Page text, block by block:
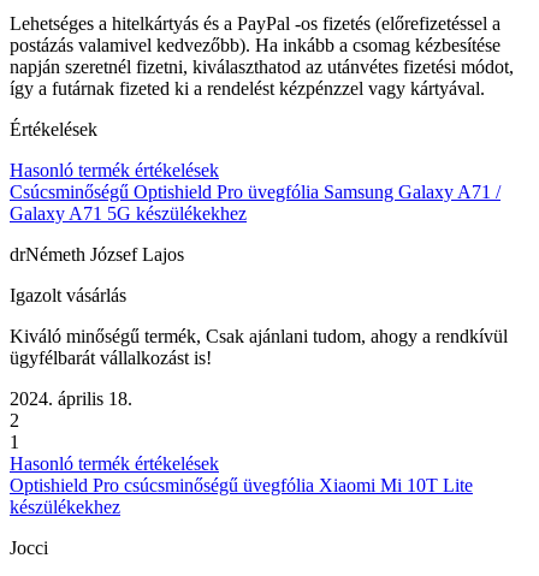
Lehetséges a hitelkártyás és a PayPal -os fizetés (előrefizetéssel a
postázás valamivel kedvezőbb). Ha inkább a csomag kézbesítése
napján szeretnél fizetni, kiválaszthatod az utánvétes fizetési módot,
így a futárnak fizeted ki a rendelést kézpénzzel vagy kártyával.
Értékelések
Hasonló termék értékelések
Csúcsminőségű Optishield Pro üvegfólia Samsung Galaxy A71 /
Galaxy A71 5G készülékekhez
drNémeth József Lajos
Igazolt vásárlás
Kiváló minőségű termék, Csak ajánlani tudom, ahogy a rendkívül
ügyfélbarát vállalkozást is!
2024. április 18.
2
1
Hasonló termék értékelések
Optishield Pro csúcsminőségű üvegfólia Xiaomi Mi 10T Lite
készülékekhez
Jocci